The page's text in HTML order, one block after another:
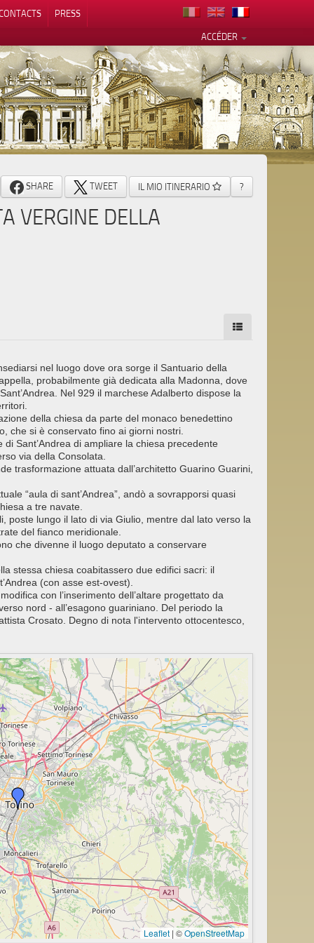
PRESS
ACCÉDER
SHARE TWEET IL MIO ITINERARIO ?
VERGINE DELLA
nel luogo dove ora sorge il Santuario della
probabilmente già dedicata alla Madonna, dove
Nel 929 il marchese Adalberto dispose la
della chiesa da parte del monaco benedettino
che si è conservato fino ai giorni nostri.
Sant’Andrea di ampliare la chiesa precedente
via della Consolata.
trasformazione attuata dall’architetto Guarino Guarini,
“aula di sant’Andrea”, andò a sovrapporsi quasi
a tre navate.
poste lungo il lato di via Giulio, mentre dal lato verso la
del fianco meridionale.
che divenne il luogo deputato a conservare
stessa chiesa coabitassero due edifici sacri: il
(con asse est-ovest).
con l’inserimento dell’altare progettato da
nord - all’esagono guariniano. Del periodo la
Crosato. Degno di nota l'intervento ottocentesco,
Leaflet | ©OpenStreetMap